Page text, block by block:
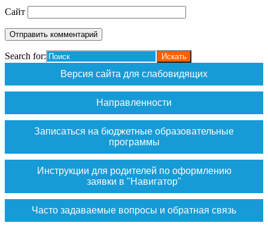
Сайт
Search for:
Версия сайта для слабовидящих
Направленности
Записаться на бюджетные образовательные
программы
Инструкции для родителей по оформлению
заявки в "Навигатор"
Часто задаваемые вопросы и обратная связь